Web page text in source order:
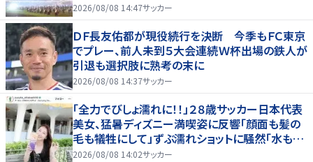
級に可愛すぎ」
2026/08/08 14:47サッカー
ＤＦ長友佑都が現役続行を決断 今季もＦＣ東京
でプレー、前人未到５大会連続Ｗ杯出場の鉄人が
引退も選択肢に熟考の末に
2026/08/08 14:37サッカー
「全力でびしょ濡れに！！」２８歳サッカー日本代表
美女、猛暑ディズニー満喫姿に反響「顔面も髪の
毛も犠牲にして」ずぶ濡れショットに騒然「水も滴
る」「女優さんかと」
2026/08/08 14:02サッカー